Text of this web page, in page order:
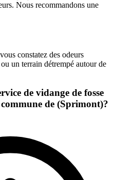
Nous recommandons une
constatez des odeurs
un terrain détrempé autour de
de vidange de fosse
de (Sprimont)?